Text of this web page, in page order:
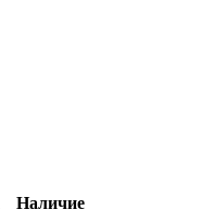
Наличие